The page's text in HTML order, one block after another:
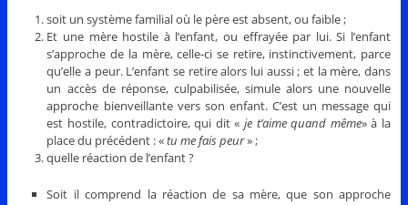
soit un système familial où le père est absent, ou faible ;
Et une mère hostile à l’enfant, ou effrayée par lui. Si l’enfant
s’approche de la mère, celle-ci se retire, instinctivement, parce
qu’elle a peur. L’enfant se retire alors lui aussi ; et la mère, dans
un accès de réponse, culpabilisée, simule alors une nouvelle
approche bienveillante vers son enfant. C’est un message qui
est hostile, contradictoire, qui dit «je t’aime quand même» à la
place du précédent : «tu me fais peur» ;
quelle réaction de l’enfant ?
Soit il comprend la réaction de sa mère, que son approche